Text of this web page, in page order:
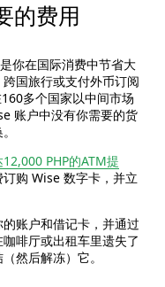
的费用
你在国际消费中节省大
国旅行或支付外币订阅
多个国家以中间市场
账户中没有你需要的货
PHP的ATM提
购 Wise 数字卡，并立
账户和借记卡，并通过
啡厅或出租车里遗失了
然后解冻）它。